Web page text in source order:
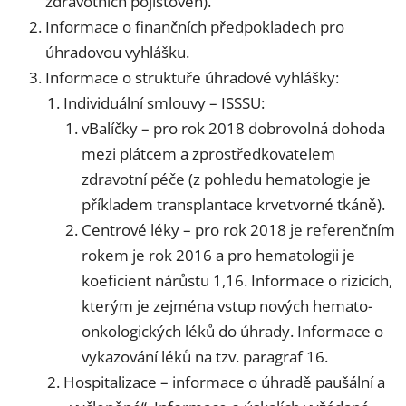
Informace o finančních předpokladech pro
úhradovou vyhlášku.
Informace o struktuře úhradové vyhlášky:
Individuální smlouvy – ISSSU:
vBalíčky – pro rok 2018 dobrovolná dohoda
mezi plátcem a zprostředkovatelem
zdravotní péče (z pohledu hematologie je
příkladem transplantace krvetvorné tkáně).
Centrové léky – pro rok 2018 je referenčním
rokem je rok 2016 a pro hematologii je
koeficient nárůstu 1,16. Informace o rizicích,
kterým je zejména vstup nových hemato-
onkologických léků do úhrady. Informace o
vykazování léků na tzv. paragraf 16.
Hospitalizace – informace o úhradě paušální a